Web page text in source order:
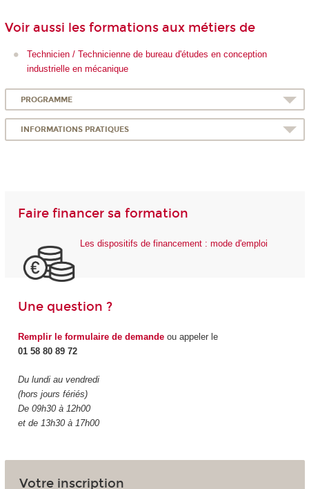
Voir aussi les formations aux métiers de
Technicien / Technicienne de bureau d'études en conception
industrielle en mécanique
PROGRAMME
INFORMATIONS PRATIQUES
Faire financer sa formation
Les dispositifs de financement : mode d'emploi
Une question ?
Remplir le formulaire de demandeou appeler le
01 58 80 89 72
Du lundi au vendredi
(hors jours fériés)
De 09h30 à 12h00
et de 13h30 à 17h00
Votre inscription